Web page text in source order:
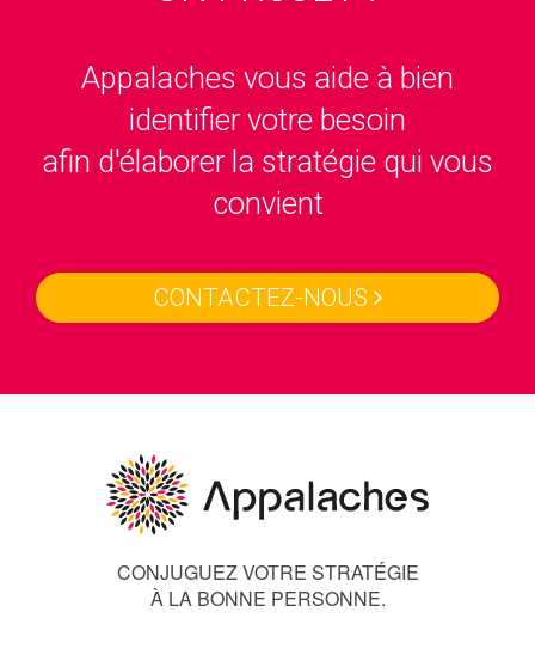
Appalaches vous aide à bien
identifier votre besoin
afin d'élaborer la stratégie qui vous
convient
CONTACTEZ-NOUS
CONJUGUEZ VOTRE STRATÉGIE
À LA BONNE PERSONNE.